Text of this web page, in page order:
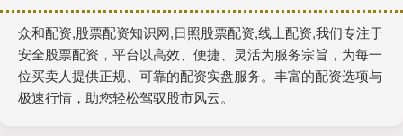
众和配资,股票配资知识网,日照股票配资,线上配资,我们专注于
安全股票配资，平台以高效、便捷、灵活为服务宗旨，为每一
位买卖人提供正规、可靠的配资实盘服务。丰富的配资选项与
极速行情，助您轻松驾驭股市风云。